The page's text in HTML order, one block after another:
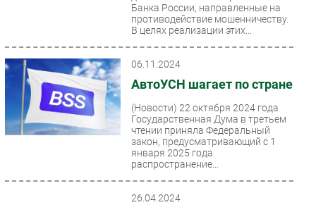
Банка России, направленные на
противодействие мошенничеству.
В целях реализации этих...
06.11.2024
АвтоУСН шагает по стране
(Новости) 22 октября 2024 года
Государственная Дума в третьем
чтении приняла Федеральный
закон, предусматривающий с 1
января 2025 года
распространение...
26.04.2024